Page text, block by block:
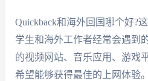
Quickback和海外回国哪个好?
学生和海外工作者经常会遇到
的视频网站、音乐应用、游戏
希望能够获得最佳的上网体验